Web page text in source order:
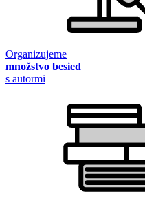
Organizujeme
množstvo besied
s autormi